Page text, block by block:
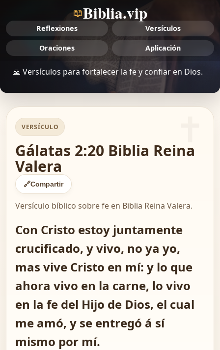
📖Biblia.vip
Reflexiones Versículos
Oraciones Aplicación
🙏 Versículos para fortalecer la fe y confiar en Dios.
VERSÍCULO
Gálatas 2:20 Biblia Reina
Valera
🔗Compartir
Versículo bíblico sobre fe en Biblia Reina Valera.
Con Cristo estoy juntamente
crucificado, y vivo, no ya yo,
mas vive Cristo en mí: y lo que
ahora vivo en la carne, lo vivo
en la fe del Hijo de Dios, el cual
me amó, y se entregó á sí
mismo por mí.